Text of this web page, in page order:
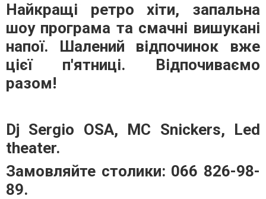
Найкращі ретро хіти, запальна
шоу програма та смачні вишукані
напої. Шалений відпочинок вже
цієї п'ятниці. Відпочиваємо
разом!
Dj Sergio OSA, MC Snickers, Led
theater.
Замовляйте столики: 066 826-98-
89.